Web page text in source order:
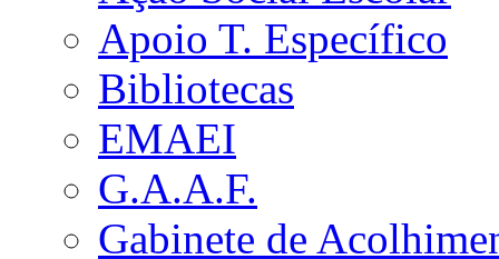
Apoio T. Específico
Bibliotecas
EMAEI
G.A.A.F.
Gabinete de